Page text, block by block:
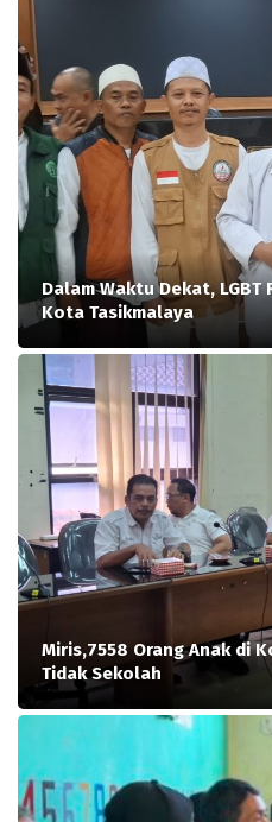
Dalam Waktu Dekat, LGBT
Kota Tasikmalaya
Miris,7558 Orang Anak di
Tidak Sekolah